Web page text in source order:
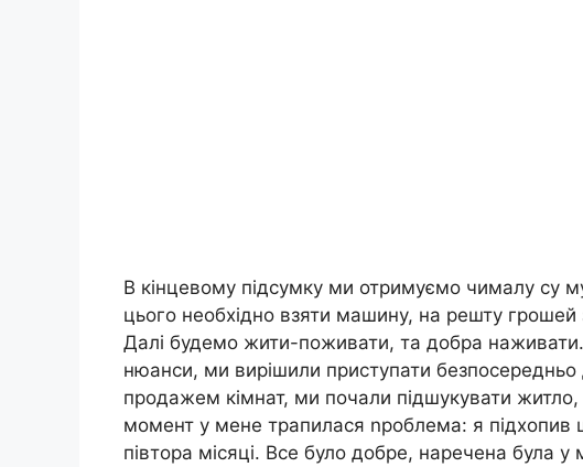
В кінцевому підсумку ми отримуємо чималу су
цього необхідно взяти машину, на решту грошей
Далі будемо жити-поживати, та добра
нюанси, ми вирішили приступати безпосередньо
продажем кімнат, ми почали підшукувати
момент у мене трапилася nроблема: я підхопив
півтора місяці. Все було добре, наречена була у